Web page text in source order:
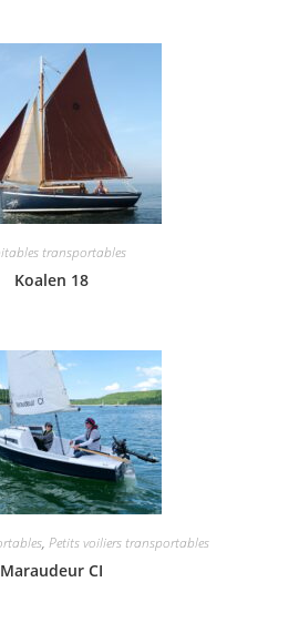
transportables
Koalen 18
, Petits voiliers transportables
Maraudeur CI